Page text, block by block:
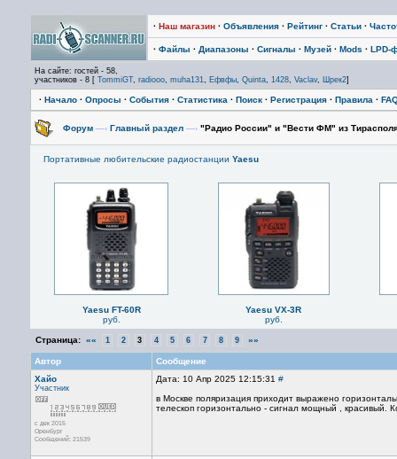
· Наш магазин · Объявления · Рейтинг · Статьи ·
· Файлы · Диапазоны · Сигналы · Музей · Mods · LPD-
На сайте: гостей - 58,
участников - 8 [ TommiGT, radiooo, muha131, Ефвфы, Quinta, 1428, Vaclav, Шрек2]
· Начало · Опросы · События · Статистика · Поиск · Регистрация · Правила ·
Форум —› Главный раздел —› "Радио России" и "Вести ФМ" из
Портативные любительские радиостанции Yaesu
Yaesu FT-60R
руб.
Yaesu VX-3R
руб.
Страница: «« 1 2 3 4 5 6 7 8 9 »»
Автор
Сообщение
Хайо
Участник
с дек 2015
Оренбург
Сообщений: 21539
Дата: 10 Апр 2025 12:15:31 #
в Москве поляризация приходит выражено
телескоп горизонтально - сигнал мощный , красивый.